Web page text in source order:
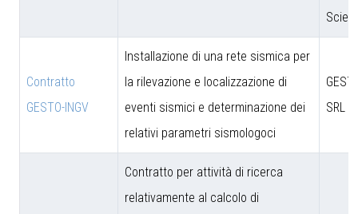
Contratto
GESTO-INGV
Installazione di una rete sismica per
la rilevazione e localizzazione di
eventi sismici e determinazione dei
relativi parametri sismologoci
SRL
Contratto per attività di ricerca
relativamente al calcolo di